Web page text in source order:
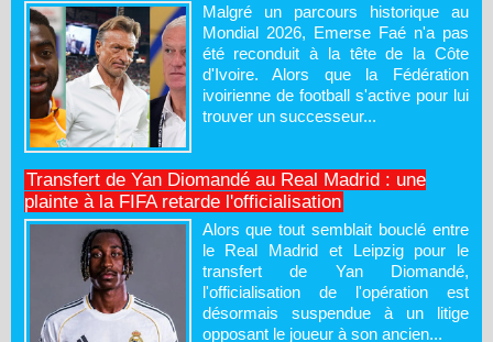
Malgré un parcours historique au
Mondial 2026, Emerse Faé n'a pas
été reconduit à la tête de la Côte
d'Ivoire. Alors que la Fédération
ivoirienne de football s'active pour lui
trouver un successeur...
Transfert de Yan Diomandé au Real Madrid : une
plainte à la FIFA retarde l'officialisation
Alors que tout semblait bouclé entre
le Real Madrid et Leipzig pour le
transfert de Yan Diomandé,
l'officialisation de l'opération est
désormais suspendue à un litige
opposant le joueur à son ancien...